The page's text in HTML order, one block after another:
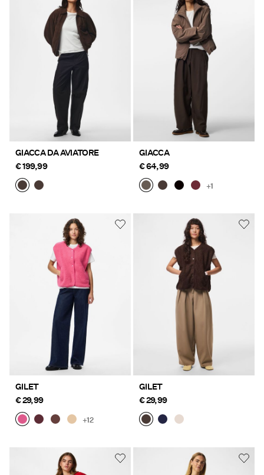
GIACCA DA AVIATORE
€ 199,99
GIACCA
€ 64,99
+1
GILET
€ 29,99
+12
GILET
€ 29,99